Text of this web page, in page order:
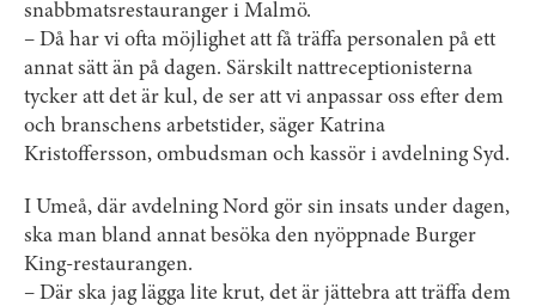
snabbmatsrestauranger i Malmö.
– Då har vi ofta möjlighet att få träffa personalen på ett
annat sätt än på dagen. Särskilt nattreceptionisterna
tycker att det är kul, de ser att vi anpassar oss efter dem
och branschens arbetstider, säger Katrina
Kristoffersson, ombudsman och kassör i avdelning Syd.
I Umeå, där avdelning Nord gör sin insats under dagen,
ska man bland annat besöka den nyöppnade Burger
King-restaurangen.
– Där ska jag lägga lite krut, det är jättebra att träffa dem